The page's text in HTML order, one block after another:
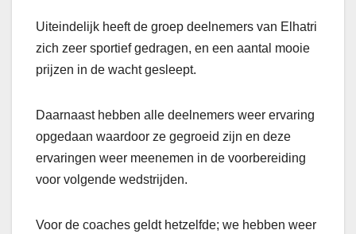
Uiteindelijk heeft de groep deelnemers van Elhatri
zich zeer sportief gedragen, en een aantal mooie
prijzen in de wacht gesleept.
Daarnaast hebben alle deelnemers weer ervaring
opgedaan waardoor ze gegroeid zijn en deze
ervaringen weer meenemen in de voorbereiding
voor volgende wedstrijden.
Voor de coaches geldt hetzelfde; we hebben weer